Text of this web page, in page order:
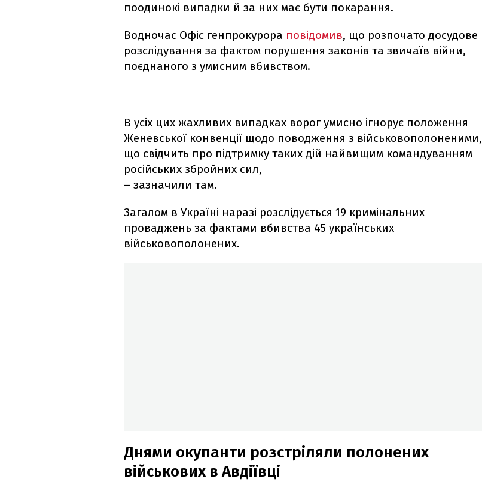
поодинокі випадки й за них має бути покарання.
Водночас Офіс генпрокурора повідомив, що розпочато досудове
розслідування за фактом порушення законів та звичаїв війни,
поєднаного з умисним вбивством.
В усіх цих жахливих випадках ворог умисно ігнорує положення
Женевської конвенції щодо поводження з військовополоненими,
що свідчить про підтримку таких дій найвищим командуванням
російських збройних сил,
– зазначили там.
Загалом в Україні наразі розслідується 19 кримінальних
проваджень за фактами вбивства 45 українських
військовополонених.
Днями окупанти розстріляли полонених
військових в Авдіївці